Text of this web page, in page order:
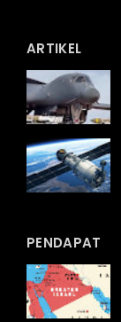
ARTIKEL
PENDAPAT